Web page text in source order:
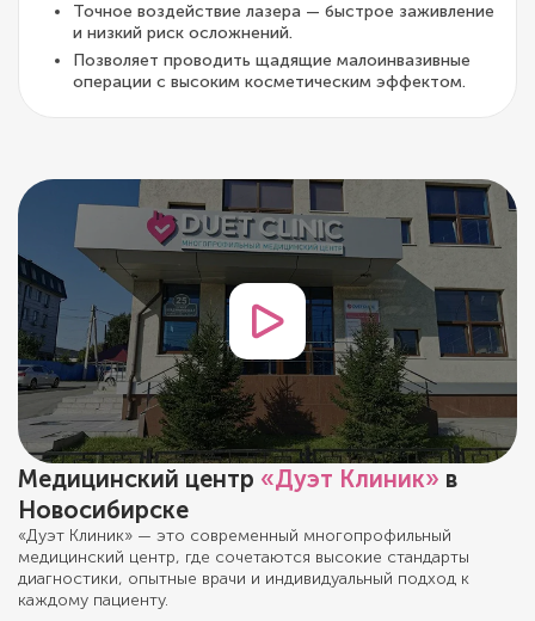
Точное воздействие лазера — быстрое заживление
и низкий риск осложнений.
Позволяет проводить щадящие малоинвазивные
операции с высоким косметическим эффектом.
Медицинский центр «Дуэт Клиник» в
Новосибирске
«Дуэт Клиник» — это современный многопрофильный
медицинский центр, где сочетаются высокие стандарты
диагностики, опытные врачи и индивидуальный подход к
каждому пациенту.